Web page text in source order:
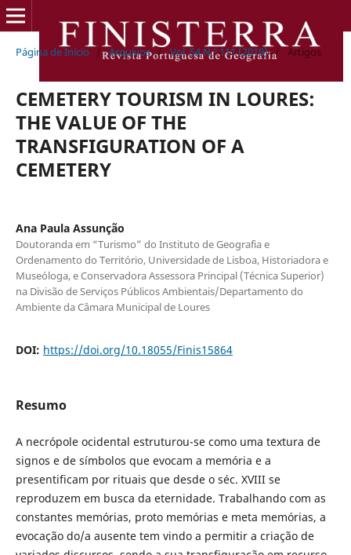
Página de Início / Arquivos / Vol. 54 N.º 111 (2019) / Artigos
CEMETERY TOURISM IN LOURES:
THE VALUE OF THE
TRANSFIGURATION OF A
CEMETERY
Ana Paula Assunção
Doutoranda em “Turismo” do Instituto de Geografia e
Ordenamento do Território, Universidade de Lisboa, Historiadora e
Museóloga, e Conservadora Assessora Principal (Técnica Superior)
na Divisão de Serviços Públicos Ambientais/Departamento do
Ambiente da Câmara Municipal de Loures
DOI: https://doi.org/10.18055/Finis15864
Resumo
A necrópole ocidental estruturou-se como uma textura de
signos e de símbolos que evocam a memória e a
presentificam por rituais que desde o séc. XVIII se
reproduzem em busca da eternidade. Trabalhando com as
constantes memórias, proto memórias e meta memórias, a
evocação do/a ausente tem vindo a permitir a criação de